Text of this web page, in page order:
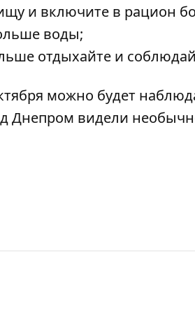
и включите в рацион
воды;
отдыхайте и
можно будет
Днепром видели